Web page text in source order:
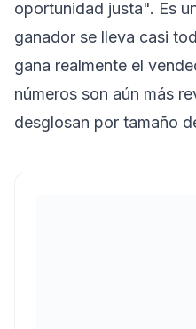
oportunidad justa". Es
ganador se lleva casi
gana realmente el
números son aún más
desglosan por tamaño